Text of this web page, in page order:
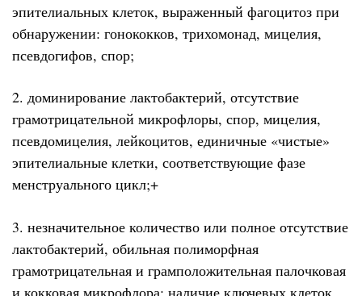
эпителиальных клеток, выраженный фагоцитоз при
обнаружении: гонококков, трихомонад, мицелия,
псевдогифов, спор;
2. доминирование лактобактерий, отсутствие
грамотрицательной микрофлоры, спор, мицелия,
псевдомицелия, лейкоцитов, единичные «чистые»
эпителиальные клетки, соответствующие фазе
менструального цикл;+
3. незначительное количество или полное отсутствие
лактобактерий, обильная полиморфная
грамотрицательная и грамположительная палочковая
и кокковая микрофлора; наличие ключевых клеток.